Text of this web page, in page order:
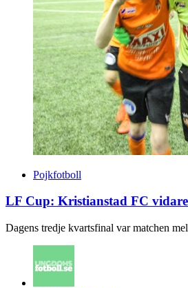
Pojkfotboll
LF Cup: Kristianstad FC
Dagens tredje kvartsfinal var matchen